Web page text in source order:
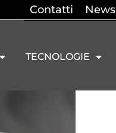
Contatti News
TECNOLOGIE